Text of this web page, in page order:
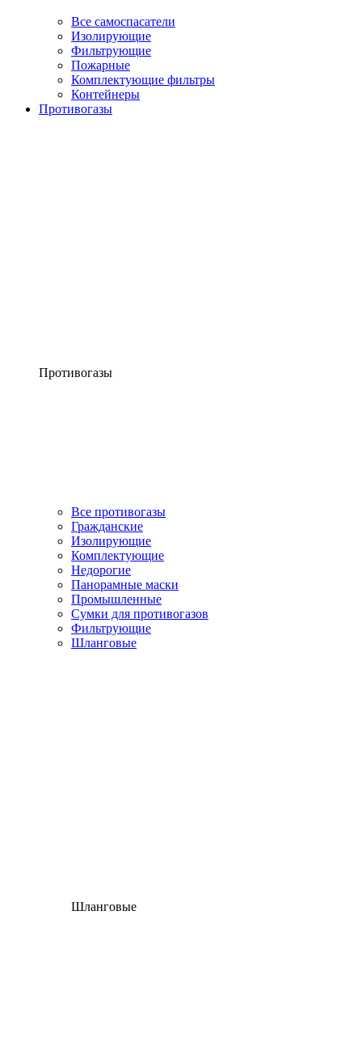
Все самоспасатели
Изолирующие
Фильтрующие
Пожарные
Комплектующие фильтры
Контейнеры
Противогазы
Противогазы
Все противогазы
Гражданские
Изолирующие
Комплектующие
Недорогие
Панорамные маски
Промышленные
Сумки для противогазов
Фильтрующие
Шланговые
Шланговые